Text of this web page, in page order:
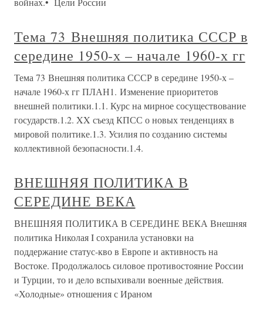
Тема 73 Внешняя политика СССР в
середине 1950-х – начале 1960-х гг
Тема 73 Внешняя политика СССР в середине 1950-х –
начале 1960-х гг ПЛАН1. Изменение приоритетов
внешней политики.1.1. Курс на мирное сосуществование
государств.1.2. XX съезд КПСС о новых тенденциях в
мировой политике.1.3. Усилия по созданию системы
коллективной безопасности.1.4.
ВНЕШНЯЯ ПОЛИТИКА В
СЕРЕДИНЕ ВЕКА
ВНЕШНЯЯ ПОЛИТИКА В СЕРЕДИНЕ ВЕКА Внешняя
политика Николая I сохранила установки на
поддержание статус-кво в Европе и активность на
Востоке. Продолжалось силовое противостояние России
и Турции, то и дело вспыхивали военные действия.
«Холодные» отношения с Ираном